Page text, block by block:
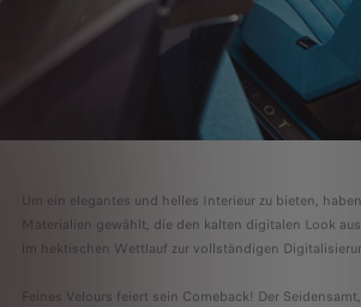
Um ein elegantes und helles Interieur zu bieten,
Materialien gewählt, die den kalten digitalen Look
im hektischen Wettlauf zur vollständigen
Feines Velours feiert sein Comeback! Der